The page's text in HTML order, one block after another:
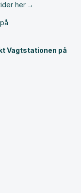
her
Vagtstationen på